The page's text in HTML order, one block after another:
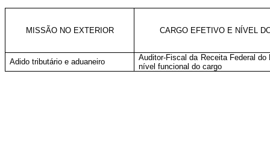
MISSÃO NO EXTERIOR CARGO EFETIVO E NÍVEL
Adido tributário e aduaneiro
Auditor-Fiscal da Receita Federal do
nível funcional do cargo